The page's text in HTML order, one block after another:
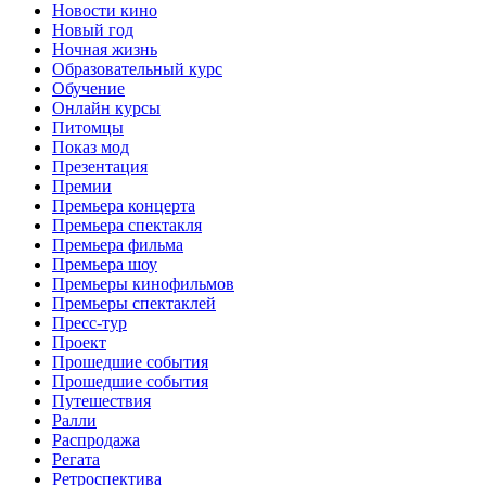
Новости кино
Новый год
Ночная жизнь
Образовательный курс
Обучение
Онлайн курсы
Питомцы
Показ мод
Презентация
Премии
Премьера концерта
Премьера спектакля
Премьера фильма
Премьера шоу
Премьеры кинофильмов
Премьеры спектаклей
Пресс-тур
Проект
Прошедшие события
Прошедшие события
Путешествия
Ралли
Распродажа
Регата
Ретроспектива